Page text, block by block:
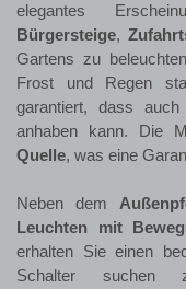
elegantes
Bürgersteige,
Gartens zu
Frost und Regen
garantiert, dass
anhaben kann. Die
Quelle, was eine
Neben dem
Leuchten mit
erhalten Sie einen
Schalter suchen